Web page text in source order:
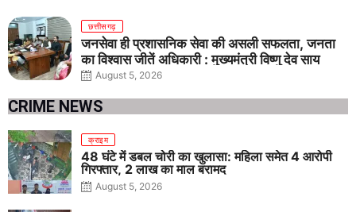
छत्तीसगढ़
जनसेवा ही प्रशासनिक सेवा की असली सफलता, जनता
का विश्वास जीतें अधिकारी : मुख्यमंत्री विष्णु देव साय
August 5, 2026
CRIME NEWS
क्राइम
48 घंटे में डबल चोरी का खुलासा: महिला समेत 4 आरोपी
गिरफ्तार, 2 लाख का माल बरामद
August 5, 2026